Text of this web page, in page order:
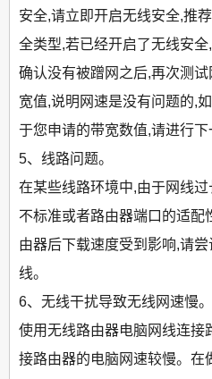
安全,请立即开启无线安全,推
全类型,若已经开启了无线安全
确认没有被蹭网之后,再次测
宽值,说明网速是没有问题的,
于您申请的带宽数值,请进行下
5、线路问题。
在某些线路环境中,由于网线
不标准或者路由器端口的适配
由器后下载速度受到影响,请
线。
6、无线干扰导致无线网速慢。
使用无线路由器电脑网线连接
接路由器的电脑网速较慢。在